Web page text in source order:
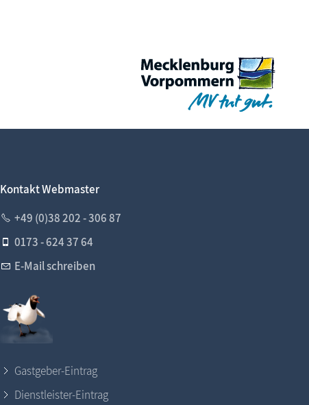
Kontakt Webmaster
+49 (0)38 202 - 306 87
0173 - 624 37 64
E-Mail schreiben
Gastgeber-Eintrag
Dienstleister-Eintrag